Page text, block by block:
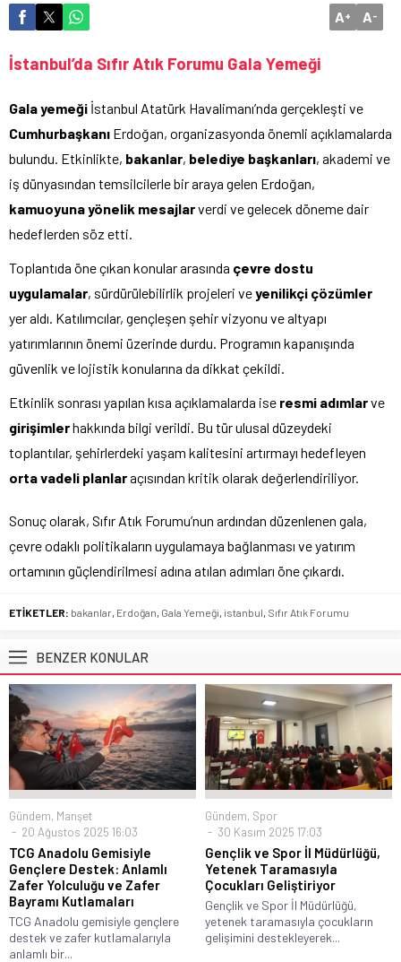
A+ A-
İstanbul’da Sıfır Atık Forumu Gala Yemeği
Gala yemeği İstanbul Atatürk Havalimanı’nda gerçekleşti ve
Cumhurbaşkanı Erdoğan, organizasyonda önemli açıklamalarda
bulundu. Etkinlikte, bakanlar, belediye başkanları, akademi ve
iş dünyasından temsilcilerle bir araya gelen Erdoğan,
kamuoyuna yönelik mesajlarverdi ve gelecek döneme dair
hedeflerden söz etti.
Toplantıda öne çıkan konular arasında çevre dostu
uygulamalar, sürdürülebilirlik projeleri veyenilikçi çözümler
yer aldı. Katılımcılar, gençleşen şehir vizyonu ve altyapı
yatırımlarının önemi üzerinde durdu. Programın kapanışında
güvenlik ve lojistik konularına da dikkat çekildi.
Etkinlik sonrası yapılan kısa açıklamalarda ise resmi adımlarve
girişimlerhakkında bilgi verildi. Bu tür ulusal düzeydeki
toplantılar, şehirlerdeki yaşam kalitesini artırmayı hedefleyen
orta vadeli planlaraçısından kritik olarak değerlendiriliyor.
Sonuç olarak, Sıfır Atık Forumu’nun ardından düzenlenen gala,
çevre odaklı politikaların uygulamaya bağlanması ve yatırım
ortamının güçlendirilmesi adına atılan adımları öne çıkardı.
ETİKETLER: bakanlar, Erdoğan, Gala Yemeği, istanbul, Sıfır Atık Forumu
BENZER KONULAR
Gündem, Manşet
20 Ağustos 2025 16:03
TCG Anadolu Gemisiyle
Gençlere Destek: Anlamlı
Zafer Yolculuğu ve Zafer
Bayramı Kutlamaları
TCG Anadolu gemisiyle gençlere
destek ve zafer kutlamalarıyla
anlamlı bir...
Gündem, Spor
30 Kasım 2025 17:03
Gençlik ve Spor İl Müdürlüğü,
Yetenek Taramasıyla
Çocukları Geliştiriyor
Gençlik ve Spor İl Müdürlüğü,
yetenek taramasıyla çocukların
gelişimini destekleyerek...